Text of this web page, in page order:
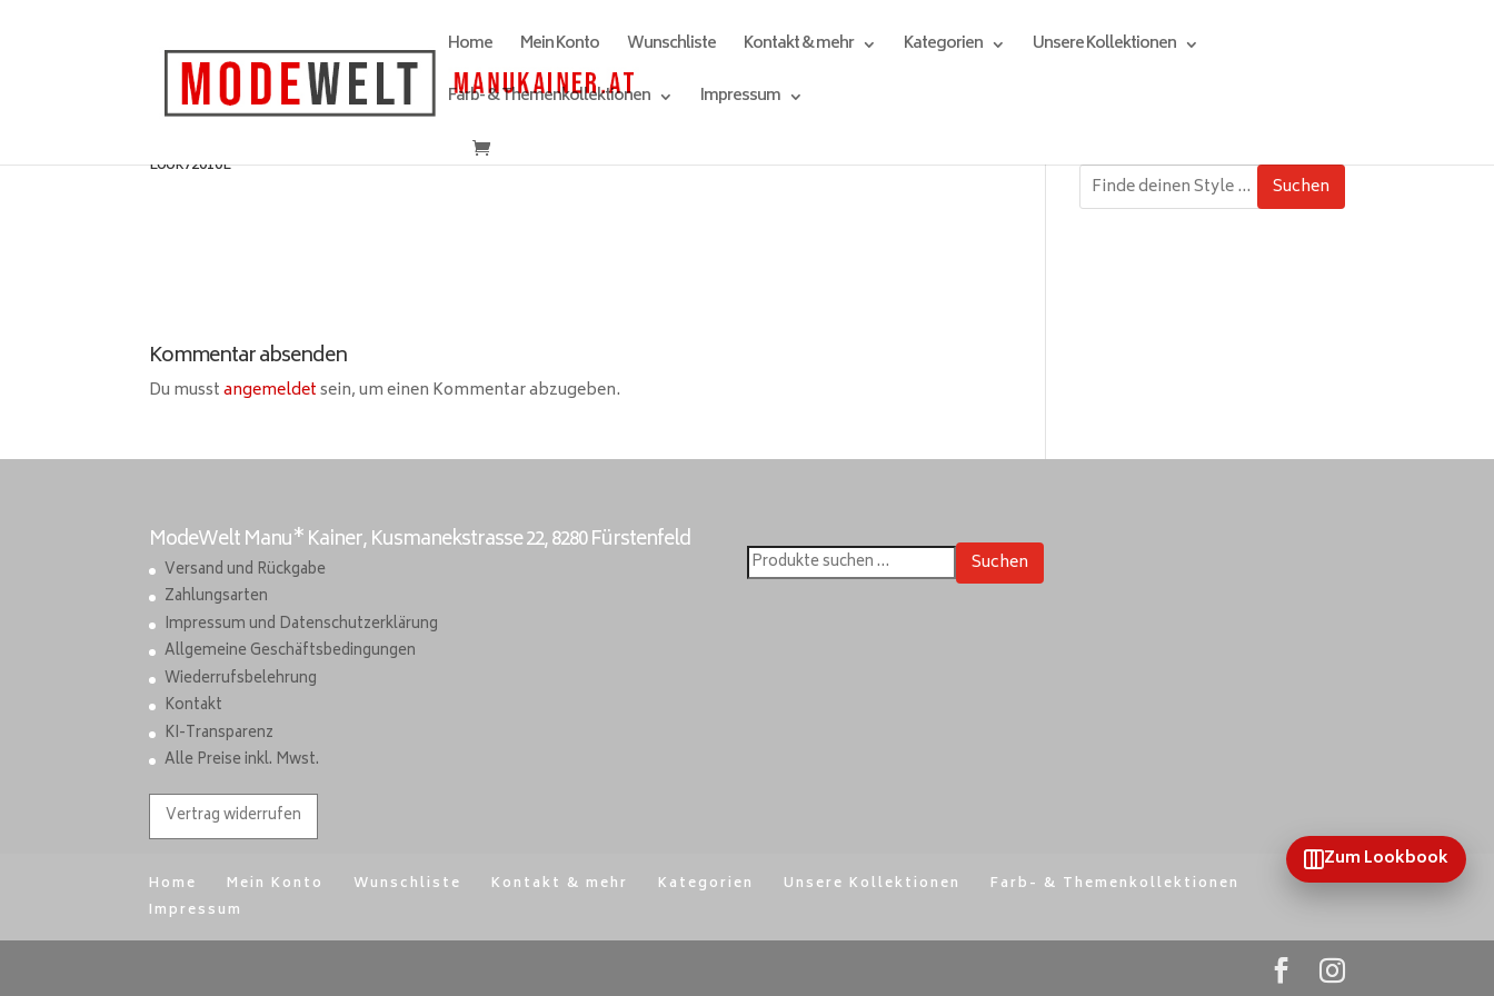
Home Mein Konto Wunschliste Kontakt & mehr Kategorien
Unsere Kollektionen
Farb- & Themenkollektionen
Impressum
Look72010L
Kommentar absenden
Du musstangemeldetsein, um einen Kommentar abzugeben.
Suchen
ModeWelt Manu* Kainer, Kusmanekstrasse 22, 8280 Fürstenfeld
Versand und Rückgabe
Zahlungsarten
Impressum und Datenschutzerklärung
Allgemeine Geschäftsbedingungen
Wiederrufsbelehrung
Kontakt
KI-Transparenz
Alle Preise inkl. Mwst.
Vertrag widerrufen
Suchen Suchen
Home Mein Konto Wunschliste Kontakt & mehr Kategorien Unsere Kollektionen
Farb- & Themenkollektionen
Impressum
Zum Lookbook